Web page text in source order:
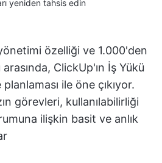
yeniden tahsis edin
özelliği ve 1.000'den
ClickUp'ın İş Yükü
ile öne çıkıyor.
görevleri, kullanılabilirliği
ilişkin basit ve anlık